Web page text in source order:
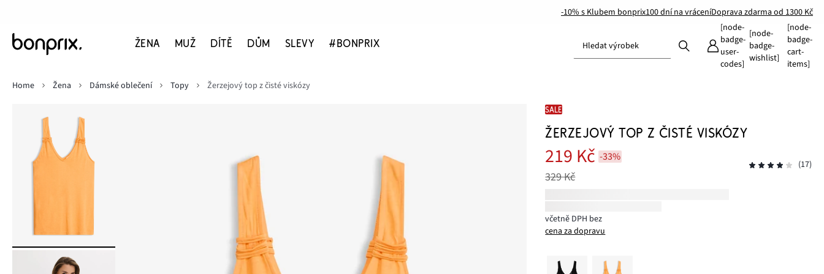
-10% s Klubem bonprix100 dní na vráceníDoprava zdarma od 1300 Kč
ŽENA MUŽ DÍTĚ DŮM SLEVY #BONPRIX Hledat výrobek
[node-
badge-
user-
codes]
[node-
badge-
wishlist]
[node-
badge-
cart-
items]
Home
Žena Dámské oblečení Topy Žerzejový top z čisté viskózy
SALE
ŽERZEJOVÝ TOP Z ČISTÉ VISKÓZY
219 Kč -33%
329 Kč
(17)
včetně DPH bez
cena za dopravu